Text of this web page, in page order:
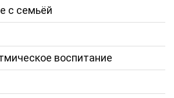
с семьёй
воспитание